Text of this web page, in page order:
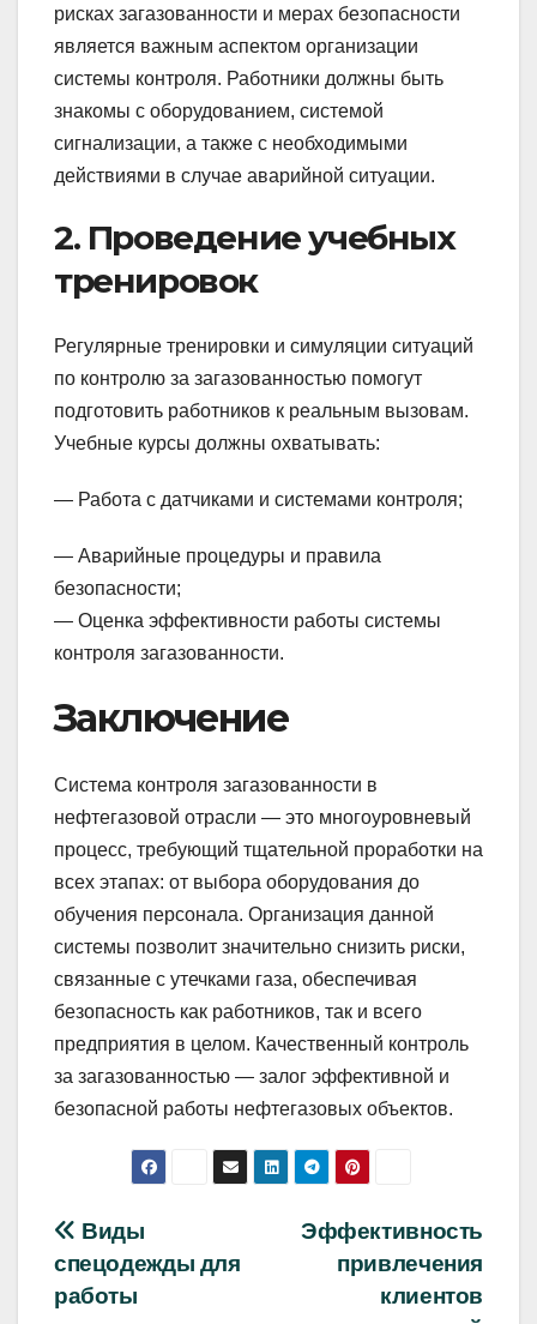
рисках загазованности и мерах безопасности
является важным аспектом организации
системы контроля. Работники должны быть
знакомы с оборудованием, системой
сигнализации, а также с необходимыми
действиями в случае аварийной ситуации.
2. Проведение учебных
тренировок
Регулярные тренировки и симуляции ситуаций
по контролю за загазованностью помогут
подготовить работников к реальным вызовам.
Учебные курсы должны охватывать:
— Работа с датчиками и системами контроля;
— Аварийные процедуры и правила
безопасности;
— Оценка эффективности работы системы
контроля загазованности.
Заключение
Система контроля загазованности в
нефтегазовой отрасли — это многоуровневый
процесс, требующий тщательной проработки на
всех этапах: от выбора оборудования до
обучения персонала. Организация данной
системы позволит значительно снизить риски,
связанные с утечками газа, обеспечивая
безопасность как работников, так и всего
предприятия в целом. Качественный контроль
за загазованностью — залог эффективной и
безопасной работы нефтегазовых объектов.
Навигация
по
Эффективность
привлечения
клиентов
Виды
спецодежды для
работы